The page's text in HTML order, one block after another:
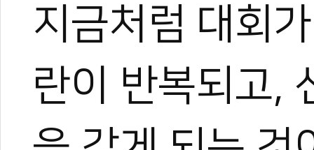
지금처럼 대회
란이 반복되고,